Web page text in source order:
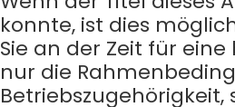
konnte, ist dies
Sie an der Zeit für
nur die